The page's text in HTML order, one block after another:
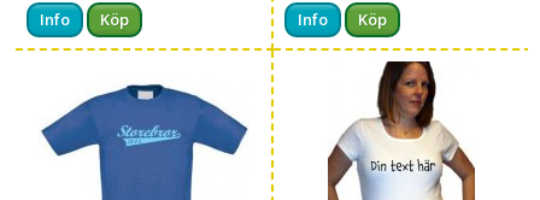
Info Köp Info Köp